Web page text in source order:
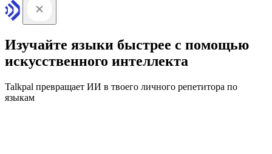
Изучайте языки быстрее с помощью
искусственного интеллекта
Talkpal превращает ИИ в твоего личного репетитора по
языкам